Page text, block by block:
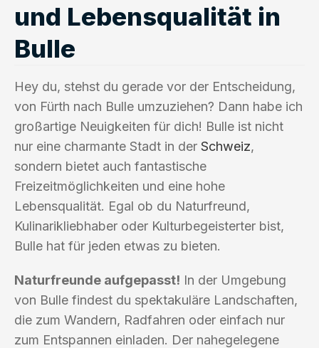
und Lebensqualität in
Bulle
Hey du, stehst du gerade vor der Entscheidung,
von Fürth nach Bulle umzuziehen? Dann habe ich
großartige Neuigkeiten für dich! Bulle ist nicht
nur eine charmante Stadt in der Schweiz,
sondern bietet auch fantastische
Freizeitmöglichkeiten und eine hohe
Lebensqualität. Egal ob du Naturfreund,
Kulinarikliebhaber oder Kulturbegeisterter bist,
Bulle hat für jeden etwas zu bieten.
Naturfreunde aufgepasst! In der Umgebung
von Bulle findest du spektakuläre Landschaften,
die zum Wandern, Radfahren oder einfach nur
zum Entspannen einladen. Der nahegelegene